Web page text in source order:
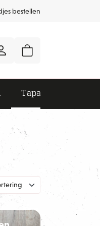
bestellen
Tapas